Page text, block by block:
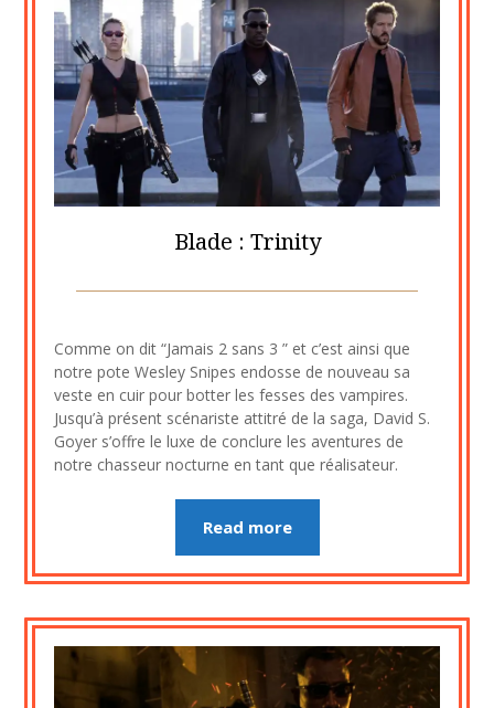
Blade : Trinity
12
novembre
2020
Comme on dit “Jamais 2 sans 3 ” et c’est ainsi que
notre pote Wesley Snipes endosse de nouveau sa
veste en cuir pour botter les fesses des vampires.
Jusqu’à présent scénariste attitré de la saga, David S.
Goyer s’offre le luxe de conclure les aventures de
notre chasseur nocturne en tant que réalisateur.
Read more